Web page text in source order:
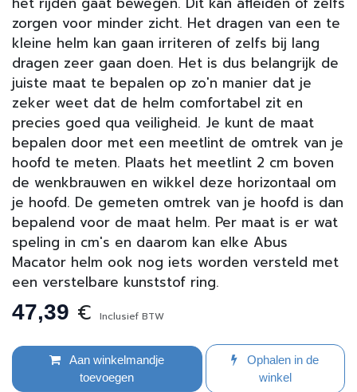
zorgen voor minder zicht. Het dragen van een te
kleine helm kan gaan irriteren of zelfs bij lang
dragen zeer gaan doen. Het is dus belangrijk de
juiste maat te bepalen op zo'n manier dat je
zeker weet dat de helm comfortabel zit en
precies goed qua veiligheid. Je kunt de maat
bepalen door met een meetlint de omtrek van je
hoofd te meten. Plaats het meetlint 2 cm boven
de wenkbrauwen en wikkel deze horizontaal om
je hoofd. De gemeten omtrek van je hoofd is dan
bepalend voor de maat helm. Per maat is er wat
speling in cm's en daarom kan elke Abus
Macator helm ook nog iets worden versteld met
een verstelbare kunststof ring.
47,39 € Inclusief BTW
Aan winkelmandje
toevoegen
Ophalen in de
winkel